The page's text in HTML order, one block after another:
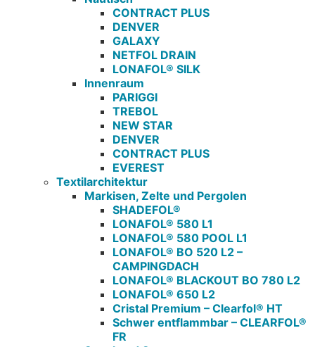
CONTRACT PLUS
DENVER
GALAXY
NETFOL DRAIN
LONAFOL® SILK
Innenraum
PARIGGI
TREBOL
NEW STAR
DENVER
CONTRACT PLUS
EVEREST
Textilarchitektur
Markisen, Zelte und Pergolen
SHADEFOL®
LONAFOL® 580 L1
LONAFOL® 580 POOL L1
LONAFOL® BO 520 L2 –
CAMPINGDACH
LONAFOL® BLACKOUT BO 780 L2
LONAFOL® 650 L2
Cristal Premium – Clearfol® HT
Schwer entflammbar – CLEARFOL®
FR